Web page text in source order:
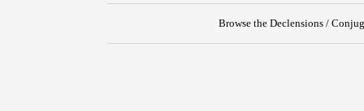
Browse the Declensions /